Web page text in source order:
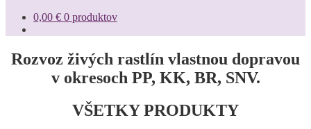
0,00 € 0 produktov
Rozvoz živých rastlín vlastnou dopravou
v okresoch PP, KK, BR, SNV.
VŠETKY PRODUKTY